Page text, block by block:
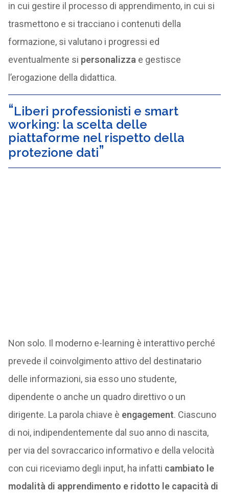
in cui gestire il processo di apprendimento, in cui si
trasmettono e si tracciano i contenuti della
formazione, si valutano i progressi ed
eventualmente si personalizza e gestisce
l’erogazione della didattica.
Non solo. Il moderno e-learning è interattivo perché
prevede il coinvolgimento attivo del destinatario
delle informazioni, sia esso uno studente,
dipendente o anche un quadro direttivo o un
dirigente. La parola chiave èengagement. Ciascuno
di noi, indipendentemente dal suo anno di nascita,
per via del sovraccarico informativo e della velocità
con cui riceviamo degli input, ha infatticambiato le